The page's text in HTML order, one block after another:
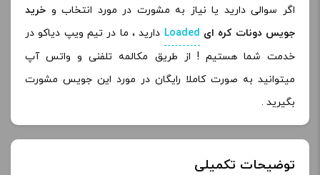
اگر سوالی دارید یا نیاز به مشورت در مورد انتخاب و خرید
جویس دونات کره ای Loaded دارید ، ما در تیم ویپ دیاکو در
خدمت شما هستیم ! از طریق مکالمه تلفنی و واتس آپ
میتوانید به صورت کاملا رایگان در مورد این جویس مشورت
بگیرید .
توضیحات تکمیلی